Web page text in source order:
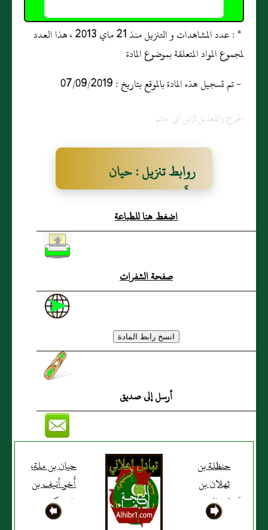
* : عدد المشاهدات و التنزيل منذ 21 ماي 2013 ، هذا العدد
لمجموع المواد المتعلقة بموضوع المادة
- تم تسجيل هذه المادة بالموقع بتاريخ : 07/09/2019
الجرح والتعديل لإبن أبي حاتم
روابط تنزيل : حيان
الأَنصاري والد عِمران بن
حياناضغط هنا للطباعة
صفحة الشفرات
أرسل إلى صديق
حنظلة بن
ثهلان بن
قَبيصَة السعدي،
بَصريٌّ
حيان بن ملة،
أَخو أنيف بن
ملة، ذكر بعض
الناس أَن له